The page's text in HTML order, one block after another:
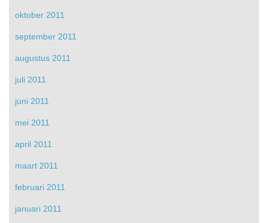
oktober 2011
september 2011
augustus 2011
juli 2011
juni 2011
mei 2011
april 2011
maart 2011
februari 2011
januari 2011